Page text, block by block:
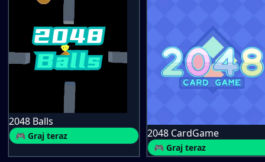
2048 Balls
🎮 Graj teraz 2048 CardGame
🎮 Graj teraz